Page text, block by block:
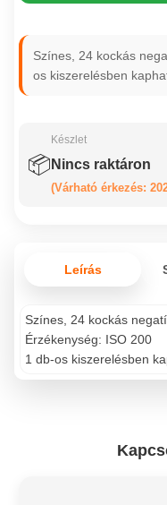
Színes, 24 kockás
os kiszerelésben
📦
Készlet
Nincs raktáron
(Várható érkezés:
Leírás
Színes, 24 kockás
Érzékenység: ISO 200
1 db-os kiszerelésben